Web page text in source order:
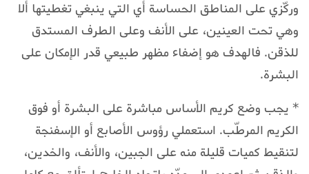
وركّزي على المناطق الحساسة أي التي ينبغي تغطيتها ألا
وهي تحت العينين، على الأنف وعلى الطرف المستدق
للذقن. فالهدف هو إضفاء مظهر طبيعي قدر الإمكان على
البشرة.
* يجب وضع كريم الأساس مباشرة على البشرة أو فوق
الكريم المرطّب. استعملي رؤوس الأصابع أو الإسفنجة
لتنقيط كميات قليلة منه على الجبين، والأنف، والخدين،